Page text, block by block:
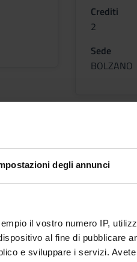
degli annunci
il vostro numero IP,
al fine di pubblicare
e sviluppare i servizi.
Crediti
2
Sede
BOLZANO
Crediti
BOLZANO